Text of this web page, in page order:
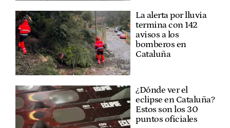
La alerta por lluvia
termina con 142
avisos a los
bomberos en
Cataluña
¿Dónde ver el
eclipse en Cataluña?
Estos son los 30
puntos oficiales